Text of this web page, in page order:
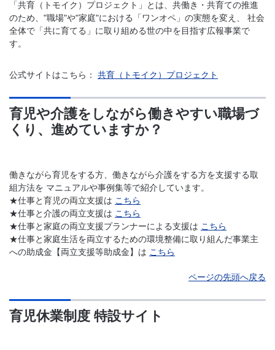
「共育（トモイク） プロジェクト」とは、共働き・共育ての推進
のため、"職場"や"家庭"における「ワンオペ」の実態を変え、 社会
全体で「共に育てる」に取り組める世の中を目指す広報事業で
す。
公式サイトはこちら： 共育（トモイク）プロジェクト
育児や介護をしながら働きやすい職場づ
くり、進めていますか？
働きながら育児をする方、働きながら介護をする方を支援する取
組方法を マニュアルや事例集等で紹介しています。
★仕事と育児の両立支援は こちら
★仕事と介護の両立支援は こちら
★仕事と家庭の両立支援プランナーによる支援は こちら
★仕事と家庭生活を両立するための環境整備に取り組んだ事業主
への助成金【両立支援等助成金】は こちら
ページの先頭へ戻る
育児休業制度 特設サイト